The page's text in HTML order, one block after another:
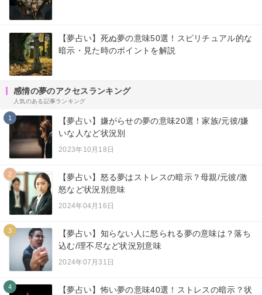
【夢占い】死ぬ夢の意味50選！スピリチュアル的な
暗示・見た時のポイントを解説
感情の夢のアクセスランキング
人気のある記事ランキング
1
【夢占い】嫌がらせの夢の意味20選！家族/元彼/嫌
いな人など状況別
2023年10月18日
2
【夢占い】怒る夢はストレスの暗示？母親/元彼/激
怒など状況別意味
2024年04月16日
3
【夢占い】知らない人に怒られる夢の意味は？落ち
込む/理不尽など状況別意味
2024年07月31日
4
【夢占い】怖い夢の意味40選！ストレスの暗示？状